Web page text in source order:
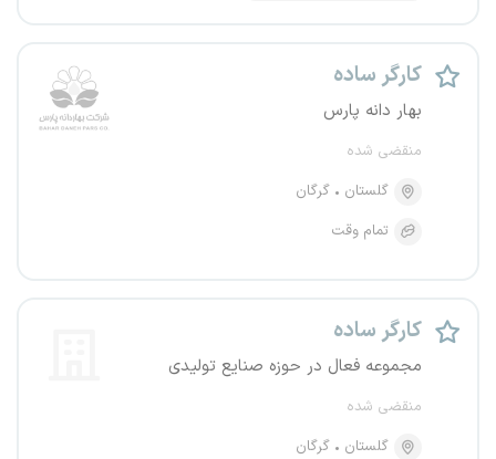
کارگر ساده
بهار دانه پارس
منقضی شده
گلستان
گرگان
تمام وقت
کارگر ساده
مجموعه فعال در حوزه صنایع تولیدی
منقضی شده
گلستان
گرگان